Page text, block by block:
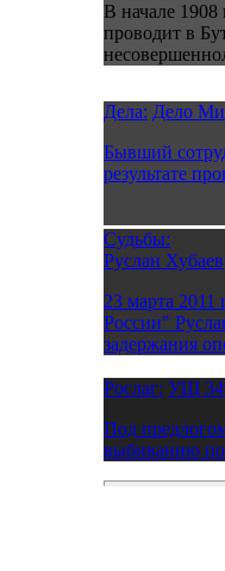
В начале 1908
проводит в
Дела: Дело
Бывший
результате
Судьбы:
Руслан Хубаев
23 марта 2011
России"
задержания
Рослаг: УЩ
Под
выбиванию